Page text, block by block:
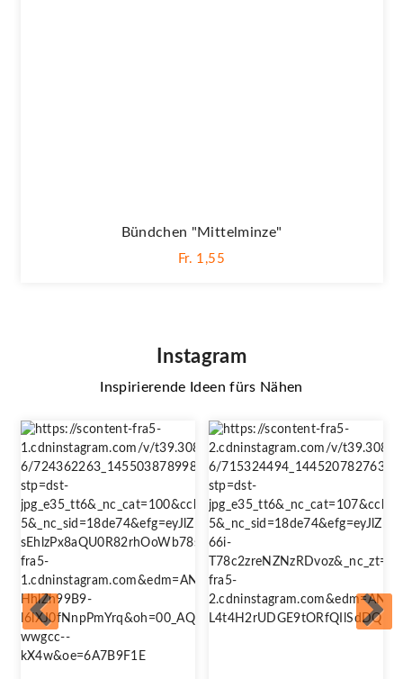
Bündchen "Mittelminze"
Fr. 1,55
Instagram
Inspirierende Ideen fürs Nähen